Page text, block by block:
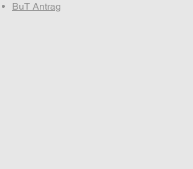
BuT Antrag